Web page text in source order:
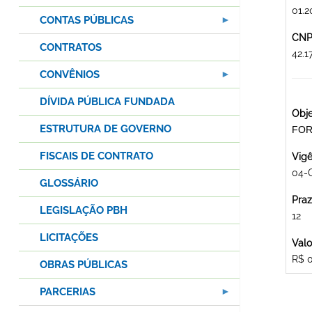
04-
12
R$
CONTAS PÚBLICAS
CONTRATOS
CONVÊNIOS
DÍVIDA PÚBLICA FUNDADA
ESTRUTURA DE GOVERNO
FISCAIS DE CONTRATO
GLOSSÁRIO
LEGISLAÇÃO PBH
LICITAÇÕES
OBRAS PÚBLICAS
PARCERIAS